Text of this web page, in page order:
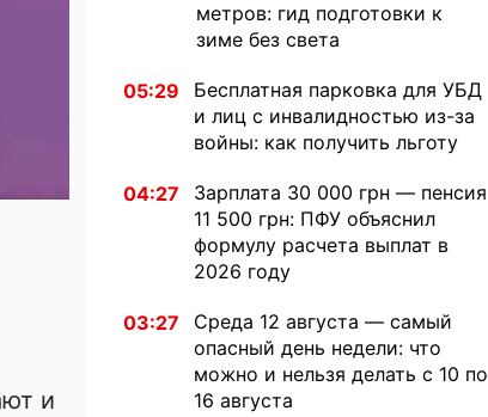
и
метров: гид подготовки к
зиме без света
05:29
Бесплатная парковка для УБД
и лиц с инвалидностью из-за
войны: как получить льготу
04:27
Зарплата 30 000 грн — пенсия
11 500 грн: ПФУ объяснил
формулу расчета выплат в
2026 году
03:27
Среда 12 августа — самый
опасный день недели: что
можно и нельзя делать с 10 по
16 августа